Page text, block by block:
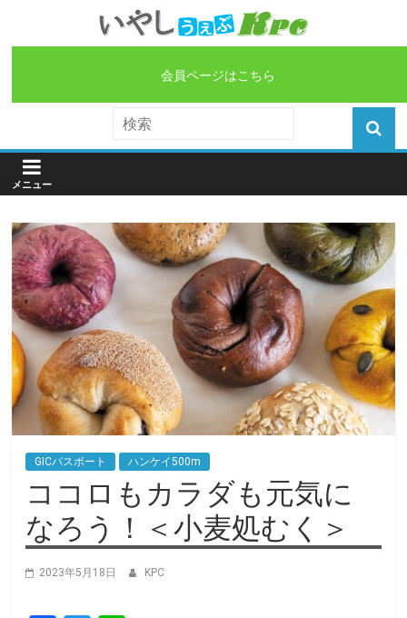
会員ページはこちら
GICパスポート ハンケイ500m
ココロもカラダも元気に
なろう！＜小麦処むく＞
2023年5月18日 KPC